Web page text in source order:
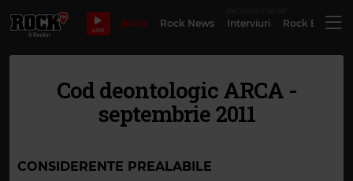
LIVE
Bilete Rock News Interviuri Rock
Cod deontologic ARCA -
septembrie 2011
CONSIDERENTE PREALABILE